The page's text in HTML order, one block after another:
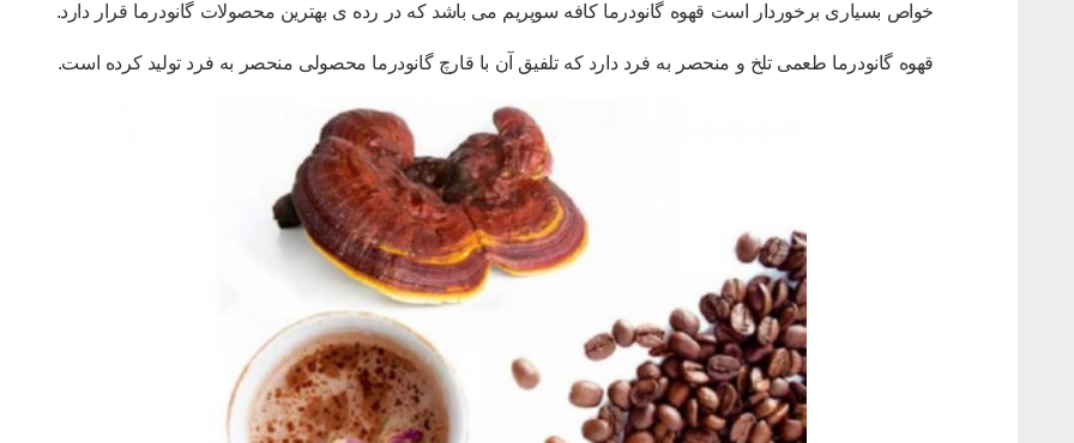
خواص بسیاری برخوردار است قهوه گانودرما کافه سوپریم می باشد که در رده ی بهترین محصولات گانودرما قرار دارد.
قهوه گانودرما طعمی تلخ و منحصر به فرد دارد که تلفیق آن با قارچ گانودرما محصولی منحصر به فرد تولید کرده است.